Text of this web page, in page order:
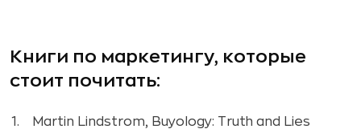
Книги по маркетингу, которые
стоит почитать:
Martin Lindstrom, Buyology: Truth and Lies